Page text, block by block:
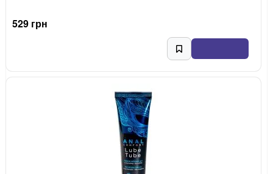
529 грн